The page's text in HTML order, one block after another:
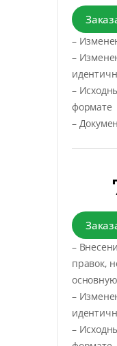
–
–
–
формате
–
–
правок,
–
–